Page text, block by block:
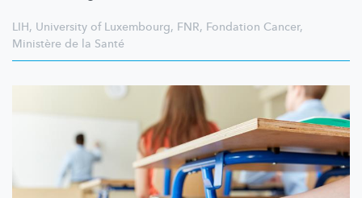
LIH, University of Luxembourg, FNR, Fondation Cancer,
Ministère de la Santé